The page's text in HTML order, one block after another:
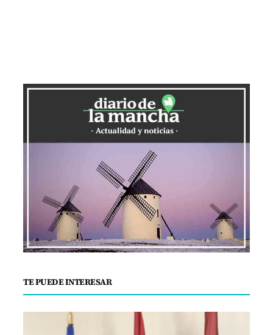
TE PUEDE INTERESAR